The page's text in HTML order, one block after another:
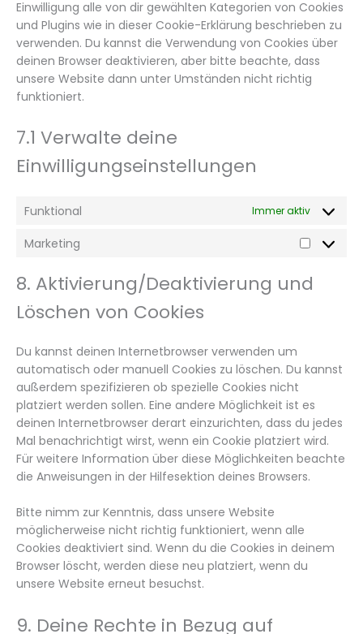
Einwilligung alle von dir gewählten Kategorien von Cookies
und Plugins wie in dieser Cookie-Erklärung beschrieben zu
verwenden. Du kannst die Verwendung von Cookies über
deinen Browser deaktivieren, aber bitte beachte, dass
unsere Website dann unter Umständen nicht richtig
funktioniert.
7.1 Verwalte deine
Einwilligungseinstellungen
Funktional Immer aktiv
Marketing
8. Aktivierung/Deaktivierung und
Löschen von Cookies
Du kannst deinen Internetbrowser verwenden um
automatisch oder manuell Cookies zu löschen. Du kannst
außerdem spezifizieren ob spezielle Cookies nicht
platziert werden sollen. Eine andere Möglichkeit ist es
deinen Internetbrowser derart einzurichten, dass du jedes
Mal benachrichtigt wirst, wenn ein Cookie platziert wird.
Für weitere Information über diese Möglichkeiten beachte
die Anweisungen in der Hilfesektion deines Browsers.
Bitte nimm zur Kenntnis, dass unsere Website
möglicherweise nicht richtig funktioniert, wenn alle
Cookies deaktiviert sind. Wenn du die Cookies in deinem
Browser löscht, werden diese neu platziert, wenn du
unsere Website erneut besuchst.
9. Deine Rechte in Bezug auf